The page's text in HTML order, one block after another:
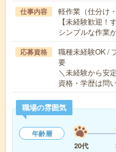
仕事内容
軽作業（仕分け
【未経験歓迎！
シンプルな作業
応募資格
職種未経験OK /
要
＼未経験から安
資格・学歴は問
職場の雰囲気
年齢層
20代